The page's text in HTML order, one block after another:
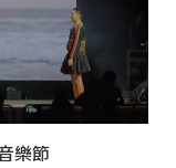
樂節